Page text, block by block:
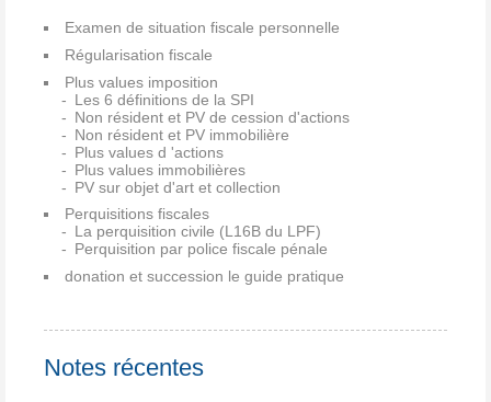
Examen de situation fiscale personnelle
Régularisation fiscale
Plus values imposition
Les 6 définitions de la SPI
Non résident et PV de cession d'actions
Non résident et PV immobilière
Plus values d 'actions
Plus values immobilières
PV sur objet d'art et collection
Perquisitions fiscales
La perquisition civile (L16B du LPF)
Perquisition par police fiscale pénale
donation et succession le guide pratique
Notes récentes